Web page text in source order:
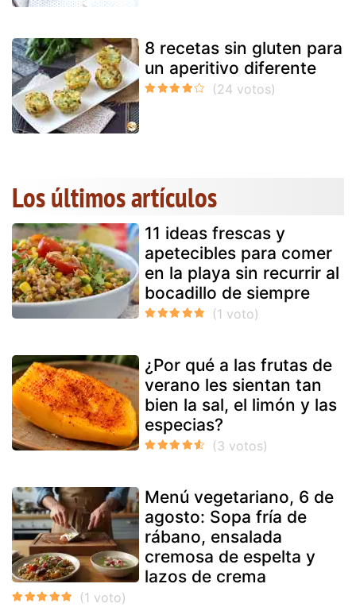
8 recetas sin gluten para
un aperitivo diferente
Los últimos artículos
11 ideas frescas y
apetecibles para comer
en la playa sin recurrir al
bocadillo de siempre
¿Por qué a las frutas de
verano les sientan tan
bien la sal, el limón y las
especias?
Menú vegetariano, 6 de
agosto: Sopa fría de
rábano, ensalada
cremosa de espelta y
lazos de crema